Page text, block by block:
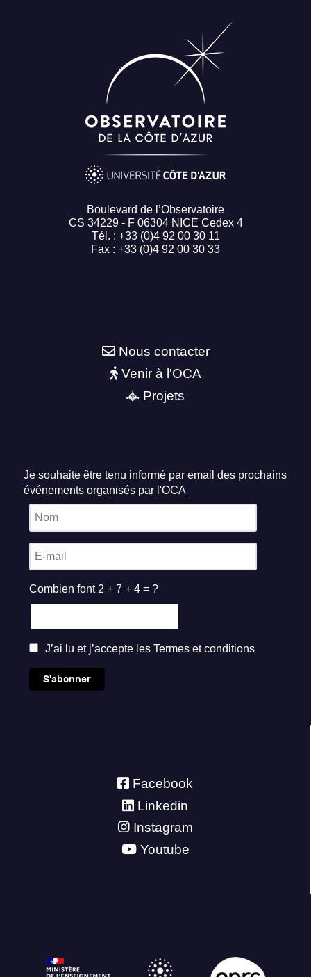
Boulevard de l’Observatoire
CS 34229 - F 06304 NICE Cedex 4
Tél. : +33 (0)4 92 00 30 11
Fax : +33 (0)4 92 00 30 33
Nous contacter
Venir à l'OCA
Projets
Je souhaite être tenu informé par email des prochains
événements organisés par l'OCA
Combien font 2 + 7 + 4 = ?
J’ai lu et j’accepte les Termes et conditions
S'abonner
Facebook
Linkedin
Instagram
Youtube